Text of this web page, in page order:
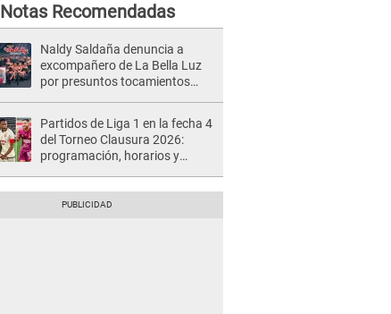
Notas Recomendadas
Naldy Saldaña denuncia a
excompañero de La Bella Luz
por presuntos tocamientos
Partidos de Liga 1 en la fecha 4
del Torneo Clausura 2026:
programación, horarios y